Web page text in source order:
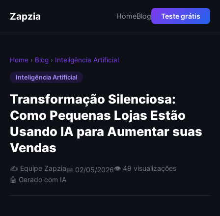
Zapzia HomeBlog Teste grátis
Home › Blog › Inteligência Artificial
Inteligência Artificial
Transformação Silenciosa:
Como Pequenas Lojas Estão
Usando IA para Aumentar suas
Vendas
✍️ Equipe Zapzia📅 02/05/2026👁 49 visualizações
🤖 Gerado com IA